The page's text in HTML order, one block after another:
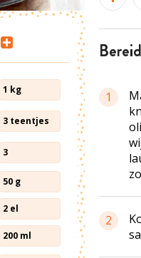
1
2
1 kg
3 teentjes
3
50 g
2 el
200 ml